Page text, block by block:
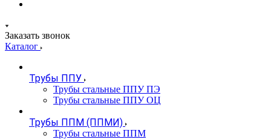
Заказать звонок
Каталог
Трубы ППУ
Трубы стальные ППУ ПЭ
Трубы стальные ППУ ОЦ
Трубы ППМ (ППМИ)
Трубы стальные ППМ